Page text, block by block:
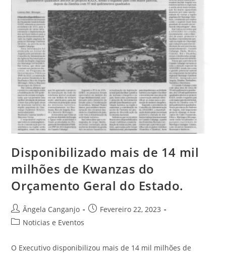
Disponibilizado mais de 14 mil
milhões de Kwanzas do
Orçamento Geral do Estado.
Ângela Canganjo
Fevereiro 22, 2023
Noticias e Eventos
O Executivo disponibilizou mais de 14 mil milhões de